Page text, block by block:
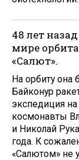
48 лет
мире
«Салют».
На орбиту
Байконур
экспедиция
космонавты
и Николай
года. К
«Салютом» не